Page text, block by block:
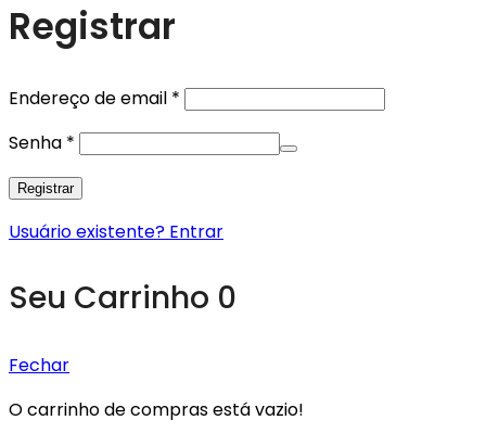
Registrar
Endereço de email * Obrigatório
Senha * Obrigatório
Registrar
Usuário existente? Entrar
Seu Carrinho 0
Fechar
O carrinho de compras está vazio!